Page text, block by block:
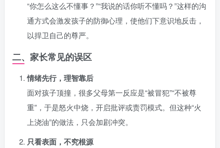
“你怎么这么不懂事？”“我说的话你听不懂吗？”这样的沟
通方式会激发孩子的防御心理，使他们下意识地反击，
以捍卫自己的尊严。
二、家长常见的误区
情绪先行，理智靠后
面对孩子顶撞，很多父母第一反应是“被冒犯”“不被尊
重”，于是怒火中烧，开启批评或责罚模式。但这种“火
上浇油”的做法，只会加剧冲突。
只看表面，不究根源